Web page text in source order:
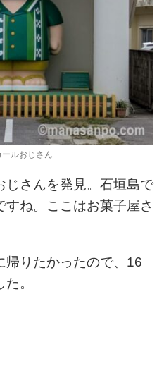
ルおじさん
じさんを発見。石垣島で
すね。ここはお菓子屋さ
帰りたかったので、16
。